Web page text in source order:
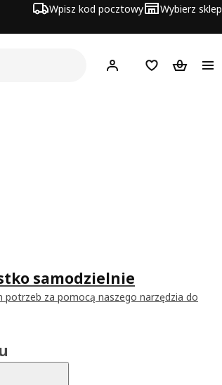
Wpisz kod pocztowy Wybierz sklep
Hej! Zaloguj się
Lista zakupowa
Koszyk
samodzielnie
potrzeb za pomocą naszego narzędzia do